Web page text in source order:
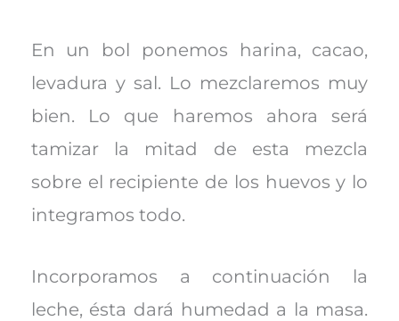
En un bol ponemos harina, cacao,
levadura y sal. Lo mezclaremos muy
bien. Lo que haremos ahora será
tamizar la mitad de esta mezcla
sobre el recipiente de los huevos y lo
integramos todo.
Incorporamos a continuación la
leche, ésta dará humedad a la masa.